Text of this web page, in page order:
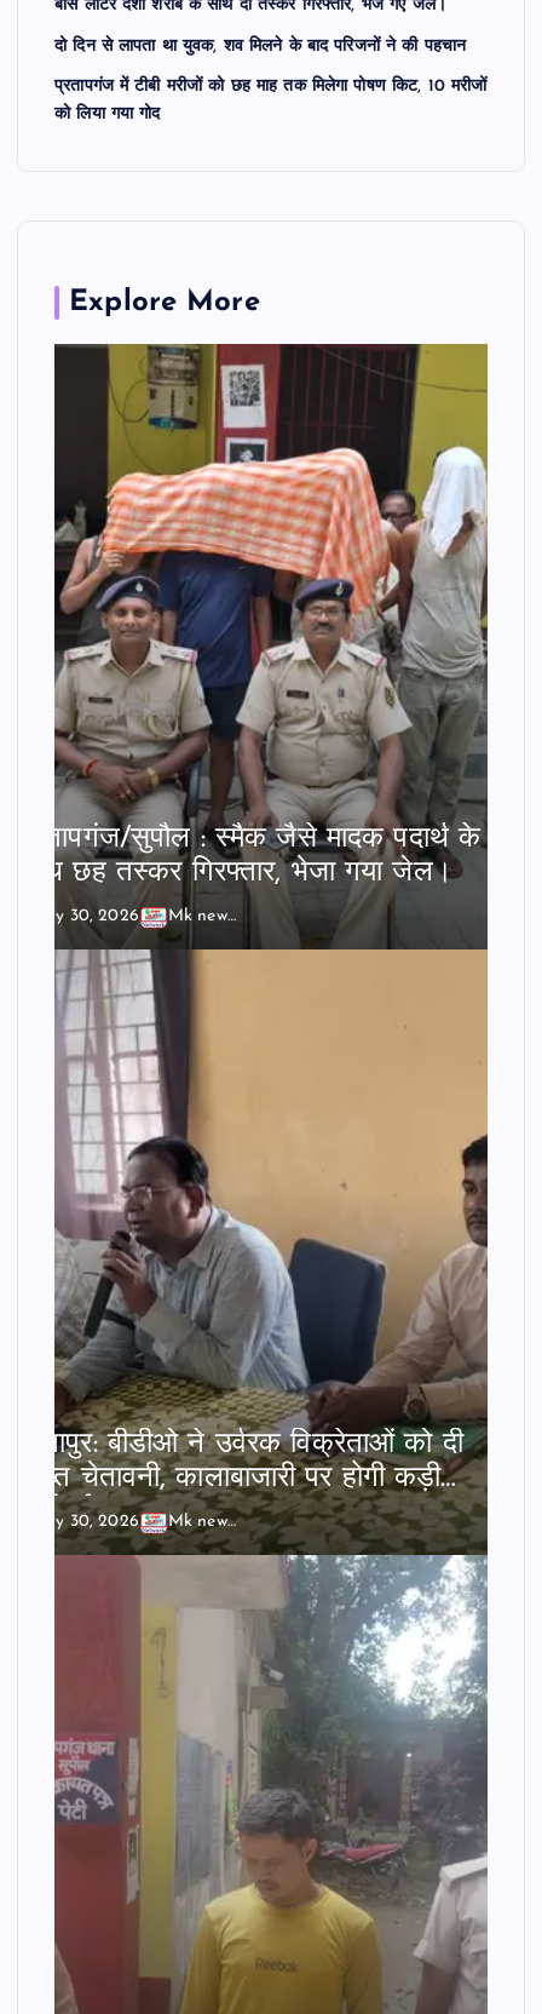
बीस लीटर देशी शराब के साथ दो तस्कर गिरफ्तार, भेजे गए जेल।
दो दिन से लापता था युवक, शव मिलने के बाद परिजनों ने की पहचान
प्रतापगंज में टीबी मरीजों को छह माह तक मिलेगा पोषण किट, 10 मरीजों
को लिया गया गोद
Explore More
प्रतापगंज/सुपौल : स्मैक जैसे मादक पदार्थ के
साथ छह तस्कर गिरफ्तार, भेजा गया जेल।
July 30, 2026 Mk news India
छातापुर: बीडीओ ने उर्वरक विक्रेताओं को दी
सख्त चेतावनी, कालाबाजारी पर होगी कड़ी
कार्रवाई।
July 30, 2026 Mk news India